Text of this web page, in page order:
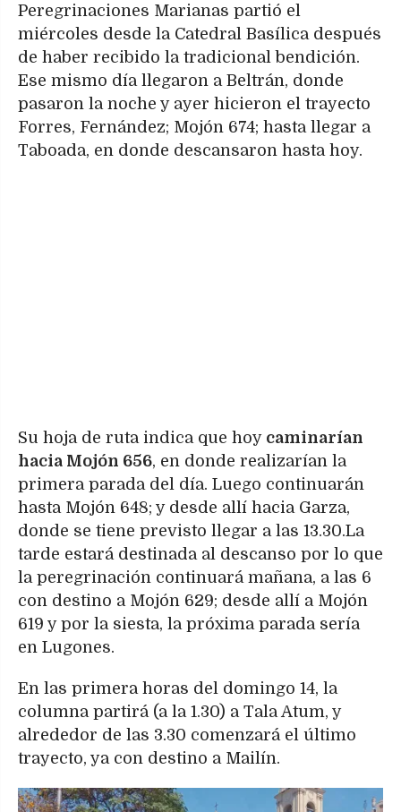
Peregrinaciones Marianas partió el
miércoles desde la Catedral Basílica después
de haber recibido la tradicional bendición.
Ese mismo día llegaron a Beltrán, donde
pasaron la noche y ayer hicieron el trayecto
Forres, Fernández; Mojón 674; hasta llegar a
Taboada, en donde descansaron hasta hoy.
Su hoja de ruta indica que hoy caminarían
hacia Mojón 656, en donde realizarían la
primera parada del día. Luego continuarán
hasta Mojón 648; y desde allí hacia Garza,
donde se tiene previsto llegar a las 13.30.La
tarde estará destinada al descanso por lo que
la peregrinación continuará mañana, a las 6
con destino a Mojón 629; desde allí a Mojón
619 y por la siesta, la próxima parada sería
en Lugones.
En las primera horas del domingo 14, la
columna partirá (a la 1.30) a Tala Atum, y
alrededor de las 3.30 comenzará el último
trayecto, ya con destino a Mailín.